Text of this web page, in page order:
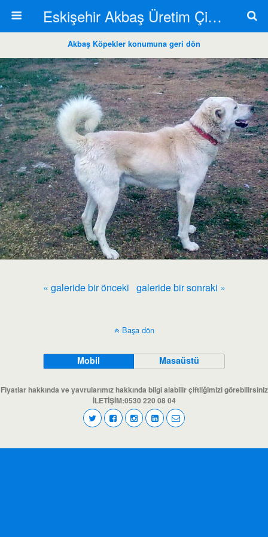
Eskişehir Akbaş Üretim Çiftliği
Akbaş Köpekler konumuna geri dön
« galeride bir önceki galeride bir sonraki »
Başa dön
Mobil Masaüstü
Fiyatlar hakkında ve yavrularımız hakkında bilgi alabilir çiftliğimizi görebilirsiniz
İLETİŞİM:0530 220 08 04